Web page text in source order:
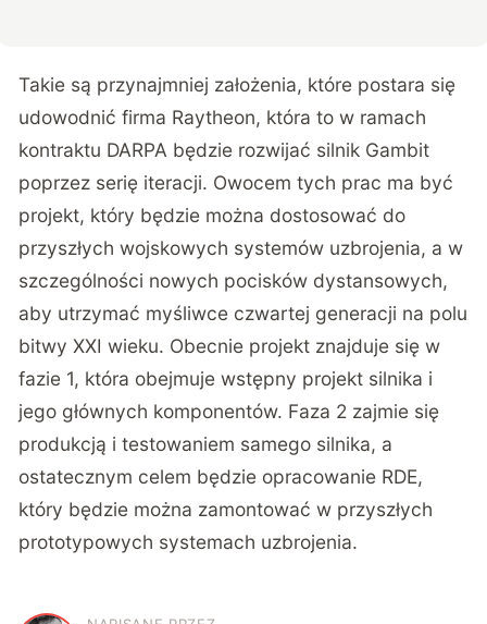
Takie są przynajmniej założenia, które postara się
udowodnić firma Raytheon, która to w ramach
kontraktu DARPA będzie rozwijać silnik Gambit
poprzez serię iteracji. Owocem tych prac ma być
projekt, który będzie można dostosować do
przyszłych wojskowych systemów uzbrojenia, a w
szczególności nowych pocisków dystansowych,
aby utrzymać myśliwce czwartej generacji na polu
bitwy XXI wieku. Obecnie projekt znajduje się w
fazie 1, która obejmuje wstępny projekt silnika i
jego głównych komponentów. Faza 2 zajmie się
produkcją i testowaniem samego silnika, a
ostatecznym celem będzie opracowanie RDE,
który będzie można zamontować w przyszłych
prototypowych systemach uzbrojenia.